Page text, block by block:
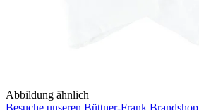
Abbildung ähnlich
Besuche unseren Büttner-Frank Brandshop